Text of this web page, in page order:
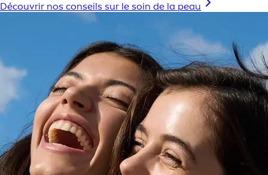
Découvrir nos conseils sur le soin de la peau